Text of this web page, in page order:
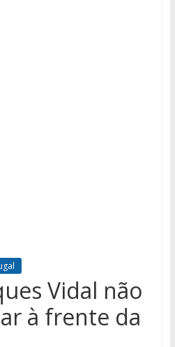
Vidal não
à frente da